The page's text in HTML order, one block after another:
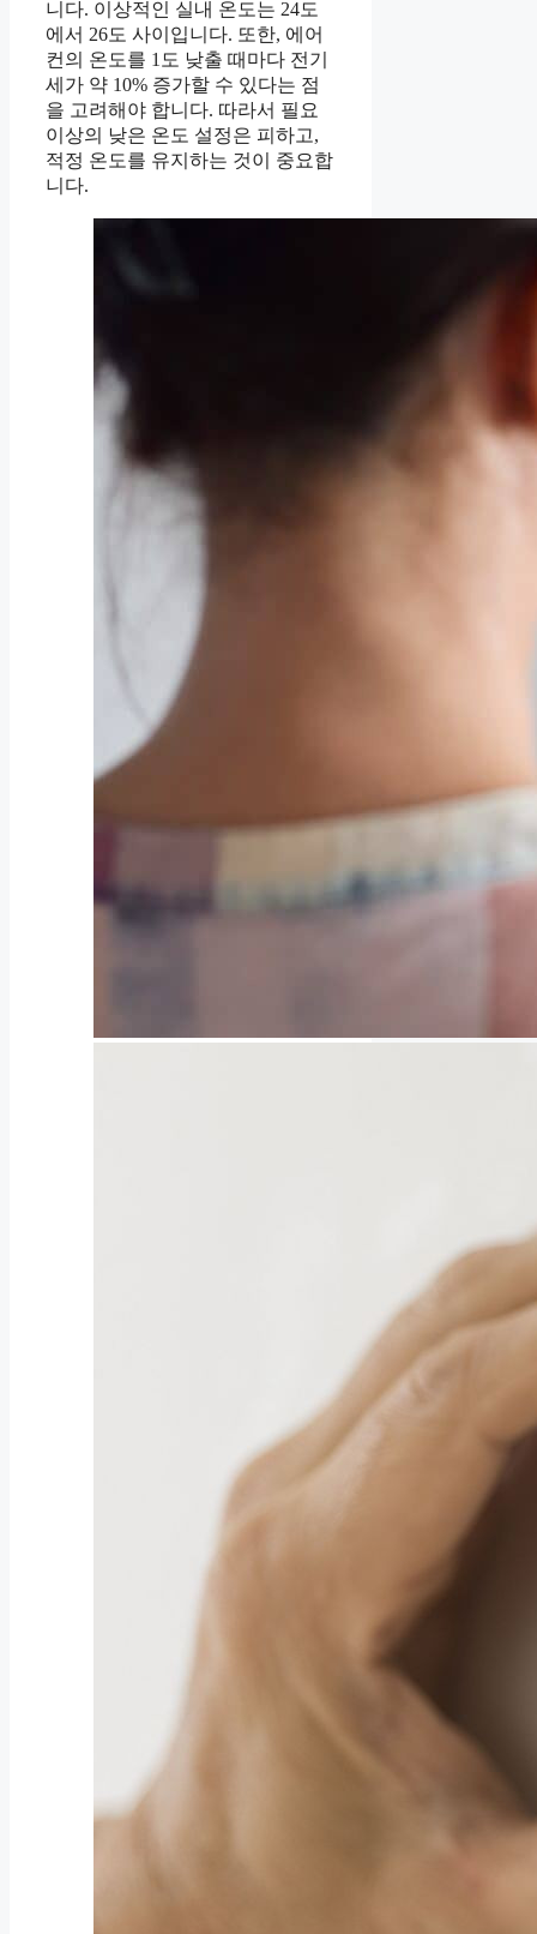
니다. 이상적인 실내 온도는 24도
에서 26도 사이입니다. 또한, 에어
컨의 온도를 1도 낮출 때마다 전기
세가 약 10% 증가할 수 있다는 점
을 고려해야 합니다. 따라서 필요
이상의 낮은 온도 설정은 피하고,
적정 온도를 유지하는 것이 중요합
니다.